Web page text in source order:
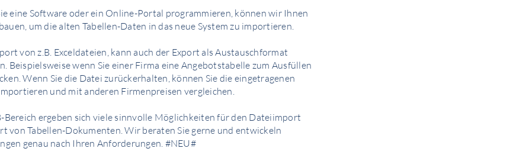
eine Software oder ein Online-Portal programmieren, können wir Ihnen
um die alten Tabellen-Daten in das neue System zu importieren.
von z.B. Exceldateien, kann auch der Export als Austauschformat
Beispielsweise wenn Sie einer Firma eine Angebotstabelle zum Ausfüllen
Wenn Sie die Datei zurückerhalten, können Sie die eingetragenen
und mit anderen Firmenpreisen vergleichen.
Bereich ergeben sich viele sinnvolle Möglichkeiten für den Dateiimport
von Tabellen-Dokumenten. Wir beraten Sie gerne und entwickeln
genau nach Ihren Anforderungen. #NEU#